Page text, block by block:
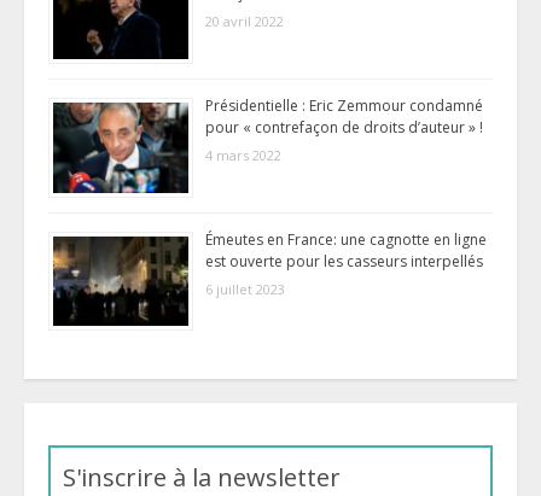
20 avril 2022
Présidentielle : Eric Zemmour condamné
pour « contrefaçon de droits d’auteur » !
4 mars 2022
Émeutes en France: une cagnotte en ligne
est ouverte pour les casseurs interpellés
6 juillet 2023
S'inscrire à la newsletter